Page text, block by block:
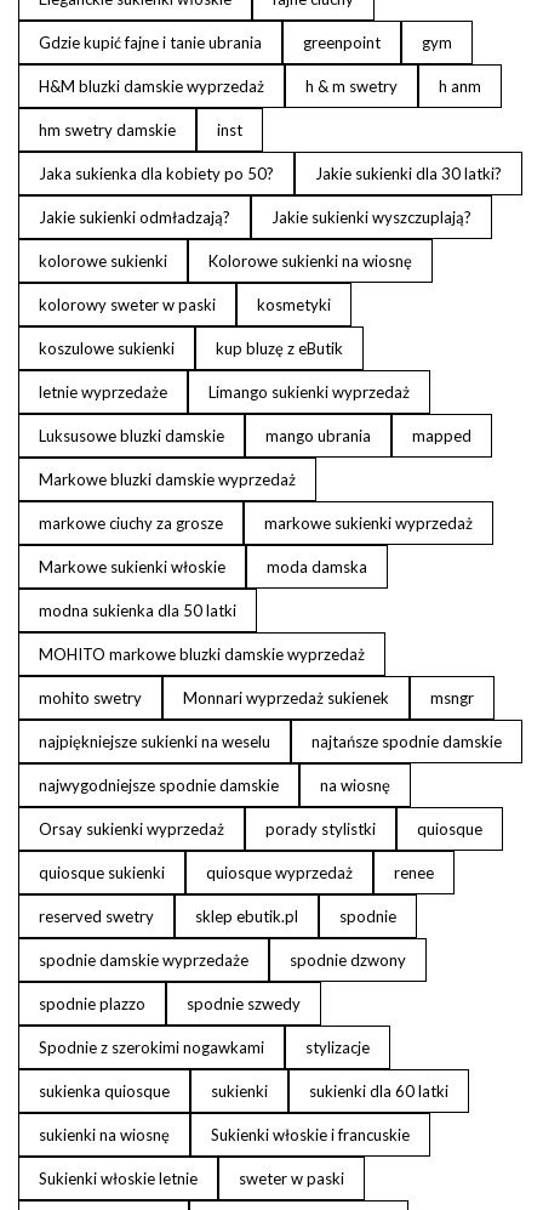
Gdzie kupić fajne i tanie ubrania greenpoint gym
H&M bluzki damskie wyprzedaż h & m swetry h anm
hm swetry damskie inst
Jaka sukienka dla kobiety po 50? Jakie sukienki dla 30 latki?
Jakie sukienki odmładzają? Jakie sukienki wyszczuplają?
kolorowe sukienki Kolorowe sukienki na wiosnę
kolorowy sweter w paski kosmetyki
koszulowe sukienki kup bluzę z eButik
letnie wyprzedaże Limango sukienki wyprzedaż
Luksusowe bluzki damskie mango ubrania mapped
Markowe bluzki damskie wyprzedaż
markowe ciuchy za grosze markowe sukienki wyprzedaż
Markowe sukienki włoskie moda damska
modna sukienka dla 50 latki
MOHITO markowe bluzki damskie wyprzedaż
mohito swetry Monnari wyprzedaż sukienek msngr
najpiękniejsze sukienki na weselu najtańsze spodnie damskie
najwygodniejsze spodnie damskie na wiosnę
Orsay sukienki wyprzedaż porady stylistki quiosque
quiosque sukienki quiosque wyprzedaż renee
reserved swetry sklep ebutik.pl spodnie
spodnie damskie wyprzedaże spodnie dzwony
spodnie plazzo spodnie szwedy
Spodnie z szerokimi nogawkami stylizacje
sukienka quiosque sukienki sukienki dla 60 latki
sukienki na wiosnę Sukienki włoskie i francuskie
Sukienki włoskie letnie sweter w paski